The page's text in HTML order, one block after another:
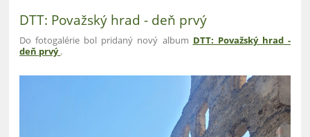
DTT: Považský hrad - deň prvý
Do fotogalérie bol pridaný nový album DTT: Považský hrad -
deň prvý.